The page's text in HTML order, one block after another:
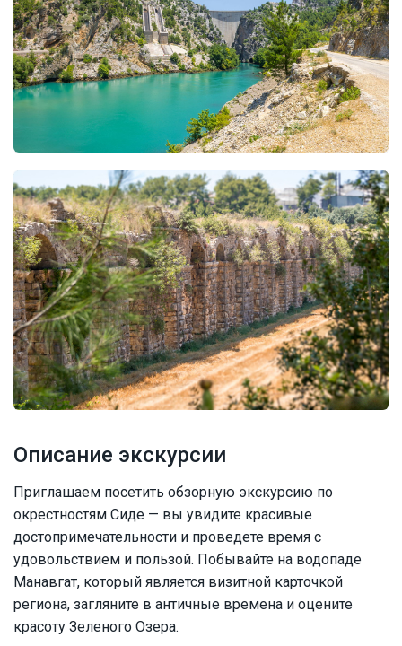
Описание экскурсии
Приглашаем посетить обзорную экскурсию по
окрестностям Сиде — вы увидите красивые
достопримечательности и проведете время с
удовольствием и пользой. Побывайте на водопаде
Манавгат, который является визитной карточкой
региона, загляните в античные времена и оцените
красоту Зеленого Озера.